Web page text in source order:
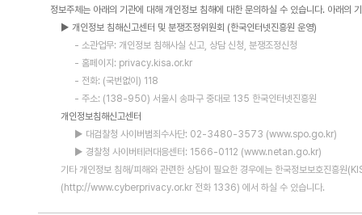
정보주체는 아래의 기관에 대해 개인정보 침해에 대한 문의하실 수 있습니다. 아래의
▶ 개인정보 침해신고센터 및 분쟁조정위원회 (한국인터넷진흥원 운영)
- 소관업무: 개인정보 침해사실 신고, 상담 신청, 분쟁조정신청
- 홈페이지: privacy.kisa.or.kr
- 전화: (국번없이) 118
- 주소: (138-950) 서울시 송파구 중대로 135 한국인터넷진흥원
개인정보침해신고센터
▶ 대검찰청 사이버범죄수사단: 02-3480-3573 (www.spo.go.kr)
▶ 경찰청 사이버테러대응센터: 1566-0112 (www.netan.go.kr)
기타 개인정보 침해/피해와 관련한 상담이 필요한 경우에는 한국정보보호진흥원
( http://www.cyberprivacy.or.kr전화 1336) 에서 하실 수 있습니다.